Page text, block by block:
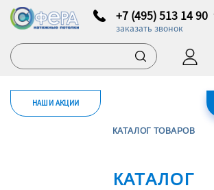
+7 (495) 513 14 90
заказать звонок
НАШИ АКЦИИ
КАТАЛОГ ТОВАРОВ
КАТАЛОГ